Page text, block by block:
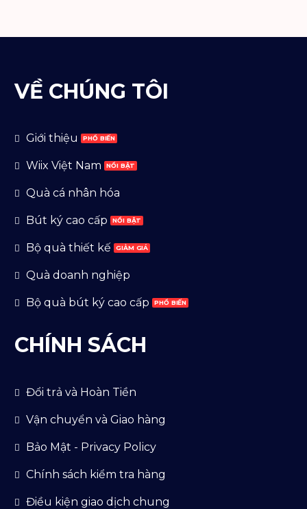
VỀ CHÚNG TÔI
Giới thiệu
Wiix Việt Nam
Quà cá nhân hóa
Bút ký cao cấp
Bộ quà thiết kế
Quà doanh nghiệp
Bộ quà bút ký cao cấp
CHÍNH SÁCH
Đổi trả và Hoàn Tiền
Vận chuyển và Giao hàng
Bảo Mật - Privacy Policy
Chính sách kiểm tra hàng
Điều kiện giao dịch chung